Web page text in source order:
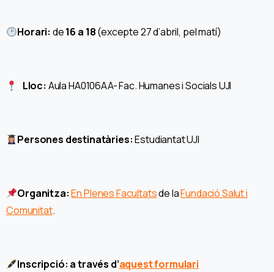
Horari: de16 a 18(excepte 27 d’abril, pel matí)
Lloc: Aula HA0106AA- Fac. Humanes i Socials UJI
Persones destinatàries:Estudiantat UJI
Organitza: En Plenes Facultatsde laFundació Salut i
Comunitat.
Inscripció: a través d’aquest formulari